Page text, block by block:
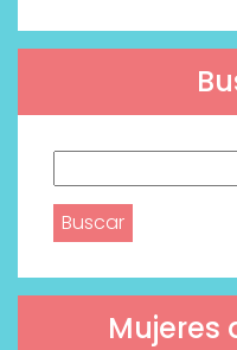
Mujeres